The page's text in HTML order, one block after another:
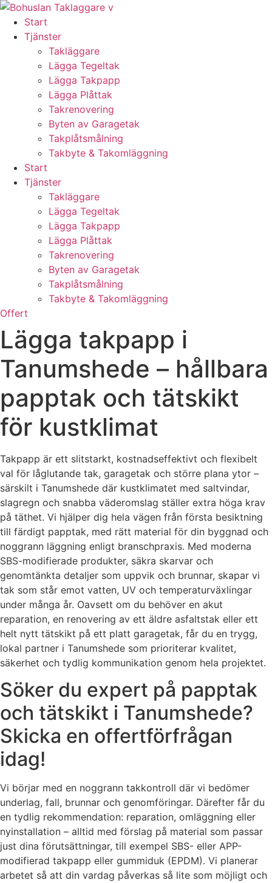
Skip
content
Start
Tjänster
Takläggare
Lägga Tegeltak
Lägga Takpapp
Lägga Plåttak
Takrenovering
Byten av Garagetak
Takplåtsmålning
Takbyte & Takomläggning
Start
Tjänster
Takläggare
Lägga Tegeltak
Lägga Takpapp
Lägga Plåttak
Takrenovering
Byten av Garagetak
Takplåtsmålning
Takbyte & Takomläggning
Offert
Lägga takpapp i
Tanumshede – hållbara
papptak och tätskikt
för kustklimat
Takpapp är ett slitstarkt, kostnadseffektivt och flexibelt
val för låglutande tak, garagetak och större plana ytor –
särskilt i Tanumshede där kustklimatet med saltvindar,
slagregn och snabba väderomslag ställer extra höga krav
på täthet. Vi hjälper dig hela vägen från första besiktning
till färdigt papptak, med rätt material för din byggnad och
noggrann läggning enligt branschpraxis. Med moderna
SBS-modifierade produkter, säkra skarvar och
genomtänkta detaljer som uppvik och brunnar, skapar vi
tak som står emot vatten, UV och temperaturväxlingar
under många år. Oavsett om du behöver en akut
reparation, en renovering av ett äldre asfaltstak eller ett
helt nytt tätskikt på ett platt garagetak, får du en trygg,
lokal partner i Tanumshede som prioriterar kvalitet,
säkerhet och tydlig kommunikation genom hela projektet.
Söker du expert på papptak
och tätskikt i Tanumshede?
Skicka en offertförfrågan
idag!
Vi börjar med en noggrann takkontroll där vi bedömer
underlag, fall, brunnar och genomföringar. Därefter får du
en tydlig rekommendation: reparation, omläggning eller
nyinstallation – alltid med förslag på material som passar
just dina förutsättningar, till exempel SBS- eller APP-
modifierad takpapp eller gummiduk (EPDM). Vi planerar
arbetet så att din vardag påverkas så lite som möjligt och